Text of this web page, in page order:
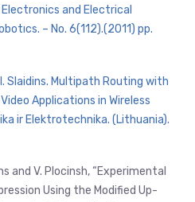
and Electrical
– No. 6(112).(2011) pp.
I. Slaidins. Multipath Routing with
Applications in Wireless
ir Elektrotechnika. (Lithuania).
and V. Plocinsh, “Experimental
Using the Modified Up-